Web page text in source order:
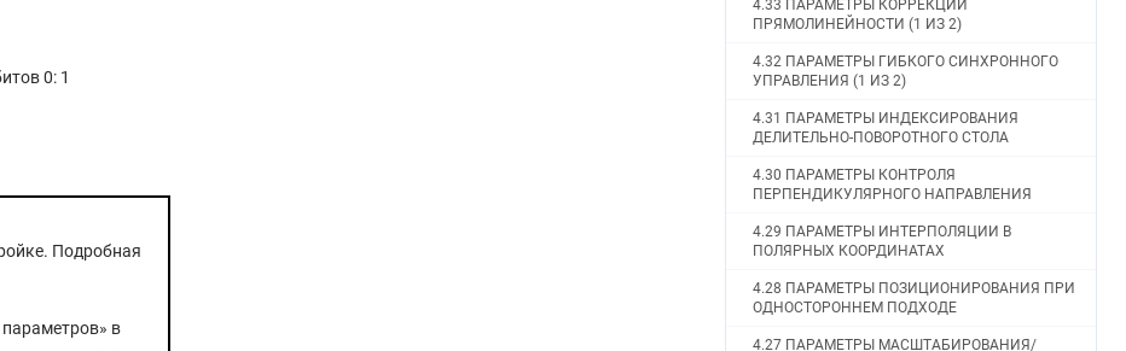
0: 1
Подробная
в
4.33 ПАРАМЕТРЫ КОРРЕКЦИИ
ПРЯМОЛИНЕЙНОСТИ (1 ИЗ 2)
4.32 ПАРАМЕТРЫ ГИБКОГО СИНХРОННОГО
УПРАВЛЕНИЯ (1 ИЗ 2)
4.31 ПАРАМЕТРЫ ИНДЕКСИРОВАНИЯ
ДЕЛИТЕЛЬНО-ПОВОРОТНОГО СТОЛА
4.30 ПАРАМЕТРЫ КОНТРОЛЯ
ПЕРПЕНДИКУЛЯРНОГО НАПРАВЛЕНИЯ
4.29 ПАРАМЕТРЫ ИНТЕРПОЛЯЦИИ В
ПОЛЯРНЫХ КООРДИНАТАХ
4.28 ПАРАМЕТРЫ ПОЗИЦИОНИРОВАНИЯ ПРИ
ОДНОСТОРОННЕМ ПОДХОДЕ
4.27 ПАРАМЕТРЫ МАСШТАБИРОВАНИЯ/